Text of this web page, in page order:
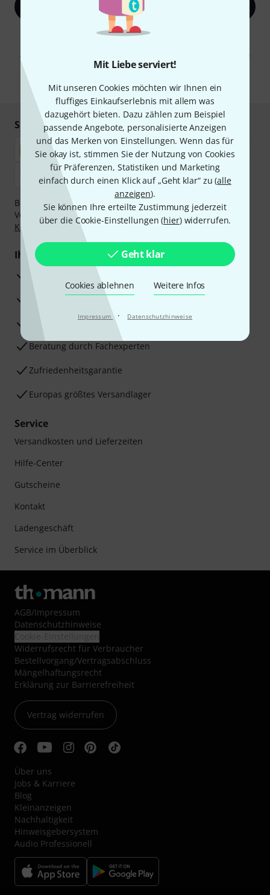
Mit Liebe serviert!
Mit unseren Cookies möchten wir Ihnen ein
fluffiges Einkaufserlebnis mit allem was
dazugehört bieten. Dazu zählen zum Beispiel
passende Angebote, personalisierte Anzeigen
und das Merken von Einstellungen. Wenn das für
Sie okay ist, stimmen Sie der Nutzung von Cookies
für Präferenzen, Statistiken und Marketing
einfach durch einen Klick auf „Geht klar“ zu (alle
anzeigen).
Sie können Ihre erteilte Zustimmung jederzeit
über die Cookie-Einstellungen (hier) widerrufen.
Geht klar
Cookies ablehnen Weitere Infos
Impressum · Datenschutzhinweise
Jetzt anmelden
Mit Klick auf „Jetzt anmelden“ stimmen Sie dem Erhalt von E-Mail-
Abmeldung ist jederzeit möglich. Weitere Informationen finden Sie in
unseren Datenschutzhinweisen
* Pflichtfeld
Sicher einkaufen & bezahlen
Bezahlen Sie vertraulich und sicher per Nachnahme,
Vorkasse, PayPal, Amazon Pay,
Klarna Sofort bezahlen
Klarna Ratenzahlungoder Kreditkarte.
Ihre Vorteile
3 Jahre Thomann Garantie
30 Tage Money-Back-Garantie
Reparaturservice
Beratung durch Fachexperten
Zufriedenheitsgarantie
Europas größtes Versandlager
Service
Versandkosten und Lieferzeiten
Hilfe-Center
Gutscheine
Kontakt
Ladengeschäft
Service im Überblick
AGB/Impressum
Datenschutzhinweise
Widerrufsrecht für Verbraucher
Bestellvorgang/Vertragsabschluss
Mängelhaftungsrecht
Erklärung zur Barrierefreiheit
Vertrag widerrufen
Über uns
Jobs & Karriere
Blog
Kleinanzeigen
Nachhaltigkeit
Hinweisgebersystem
Audio Professionell